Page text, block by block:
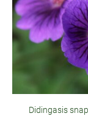
Didingasis